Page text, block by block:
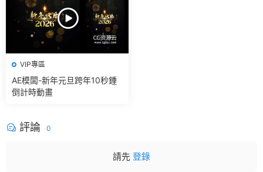
VIP專區
AE模闆-新年元旦跨年10秒鍾
倒計時動畫
評論 0
請先 登錄